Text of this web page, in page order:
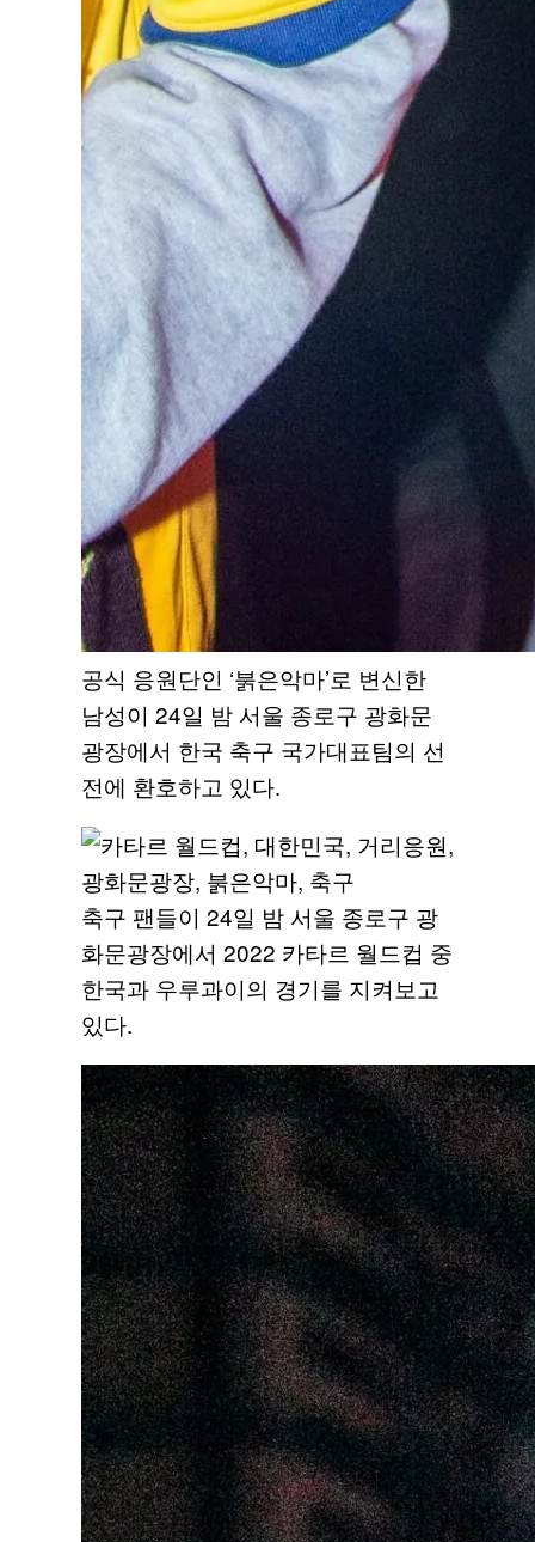
공식 응원단인 ‘붉은악마’로 변신한
남성이 24일 밤 서울 종로구 광화문
광장에서 한국 축구 국가대표팀의 선
전에 환호하고 있다.
축구 팬들이 24일 밤 서울 종로구 광
화문광장에서 2022 카타르 월드컵 중
한국과 우루과이의 경기를 지켜보고
있다.